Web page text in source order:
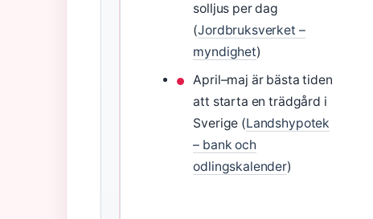
solljus per dag
(Jordbruksverket –
myndighet)
April–maj är bästa tiden
att starta en trädgård i
Sverige (Landshypotek
– bank och
odlingskalender)